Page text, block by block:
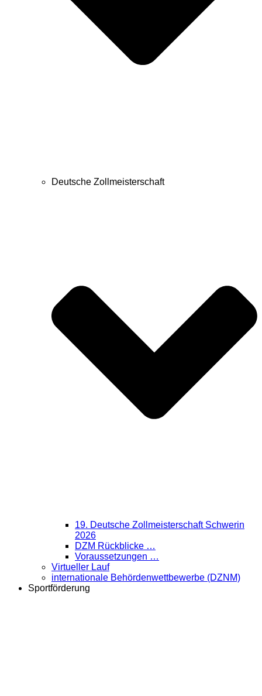
Deutsche Zollmeisterschaft
19. Deutsche Zollmeisterschaft Schwerin
2026
DZM Rückblicke …
Voraussetzungen …
Virtueller Lauf
internationale Behördenwettbewerbe (DZNM)
Sportförderung